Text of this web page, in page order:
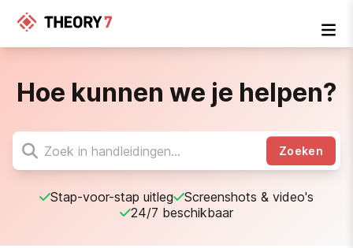
Hoe kunnen we je helpen?
Zoeken
Stap-voor-stap uitleg
Screenshots & video's
24/7 beschikbaar